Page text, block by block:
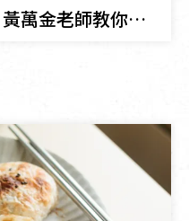
植物肉年菜食譜推薦｜黃萬金老師教你做素食獅子頭、珍珠丸子